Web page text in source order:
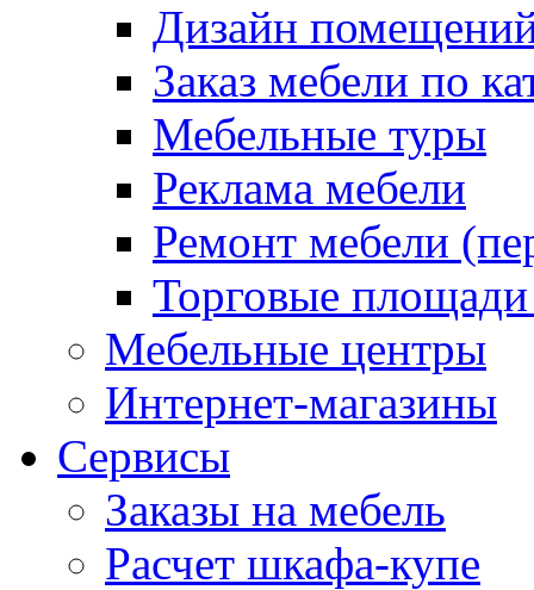
Дизайн
Заказ мебели по
Мебельные туры
Реклама мебели
Ремонт мебели
Торговые
Мебельные центры
Интернет-магазины
Сервисы
Заказы на мебель
Расчет шкафа-купе